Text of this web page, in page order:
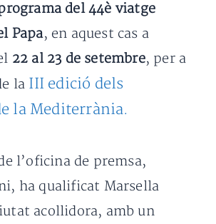
del 44è viatge
Papa, en aquest cas a
22 al 23 de setembre, per a
la III edició dels
la Mediterrània.
l’oficina de premsa,
ha qualificat Marsella
acollidora, amb un